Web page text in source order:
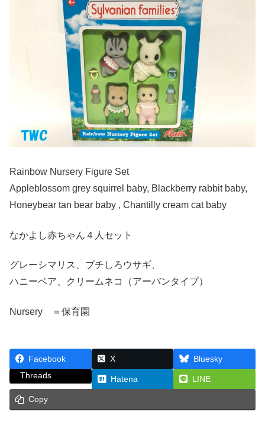
Rainbow Nursery Figure Set
Appleblossom grey squirrel baby, Blackberry rabbit baby,
Honeybear tan bear baby , Chantilly cream cat baby
なかよし赤ちゃん４人セット
グレーシマリス、ブチしろウサギ、
ハニーベア、クリームネコ（アーバンタイプ）
Nursery ＝保育園
Facebook X
Bluesky
Threads
Hatena LINE
Copy